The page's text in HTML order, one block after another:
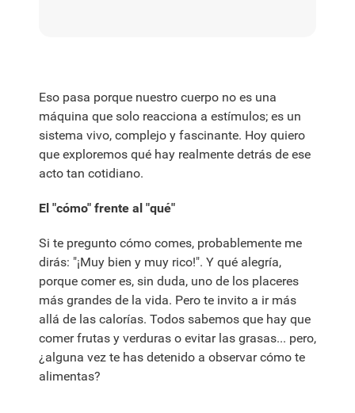
Eso pasa porque nuestro cuerpo no es una
máquina que solo reacciona a estímulos; es un
sistema vivo, complejo y fascinante. Hoy quiero
que exploremos qué hay realmente detrás de ese
acto tan cotidiano.
El "cómo" frente al "qué"
Si te pregunto cómo comes, probablemente me
dirás: "¡Muy bien y muy rico!". Y qué alegría,
porque comer es, sin duda, uno de los placeres
más grandes de la vida. Pero te invito a ir más
allá de las calorías. Todos sabemos que hay que
comer frutas y verduras o evitar las grasas... pero,
¿alguna vez te has detenido a observar cómo te
alimentas?